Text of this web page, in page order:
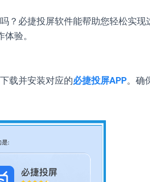
？必捷投屏软件能帮助您轻松实现
验。
载并安装对应的必捷投屏APP。确